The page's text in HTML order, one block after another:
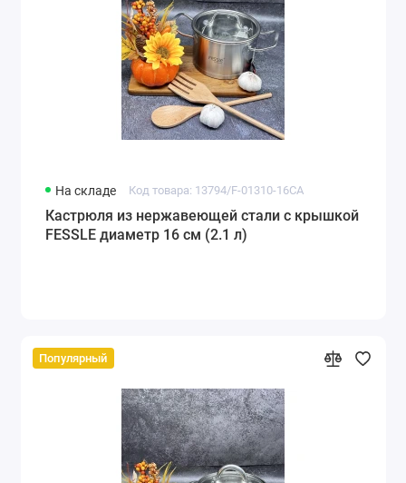
На складе Код товара: 13794/F-01310-16CA
Кастрюля из нержавеющей стали с крышкой
FESSLE диаметр 16 см (2.1 л)
Популярный